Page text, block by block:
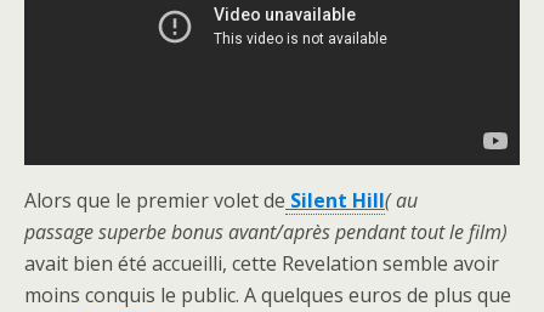
Alors que le premier volet de Silent Hill( au
passage superbe bonus avant/après pendant tout le film)
avait bien été accueilli, cette Revelation semble avoir
moins conquis le public. A quelques euros de plus que